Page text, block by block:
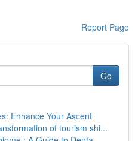
Report Page
Go
Enhance Your Ascent
of tourism shi...